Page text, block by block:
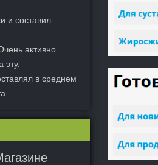
и составил
активно
эту.
в среднем